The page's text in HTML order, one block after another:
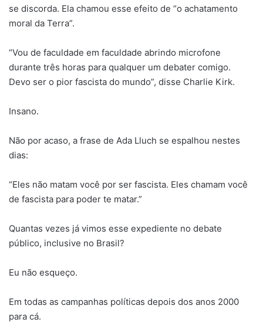
se discorda. Ela chamou esse efeito de “o achatamento
moral da Terra”.
“Vou de faculdade em faculdade abrindo microfone
durante três horas para qualquer um debater comigo.
Devo ser o pior fascista do mundo”, disse Charlie Kirk.
Insano.
Não por acaso, a frase de Ada Lluch se espalhou nestes
dias:
“Eles não matam você por ser fascista. Eles chamam você
de fascista para poder te matar.”
Quantas vezes já vimos esse expediente no debate
público, inclusive no Brasil?
Eu não esqueço.
Em todas as campanhas políticas depois dos anos 2000
para cá.